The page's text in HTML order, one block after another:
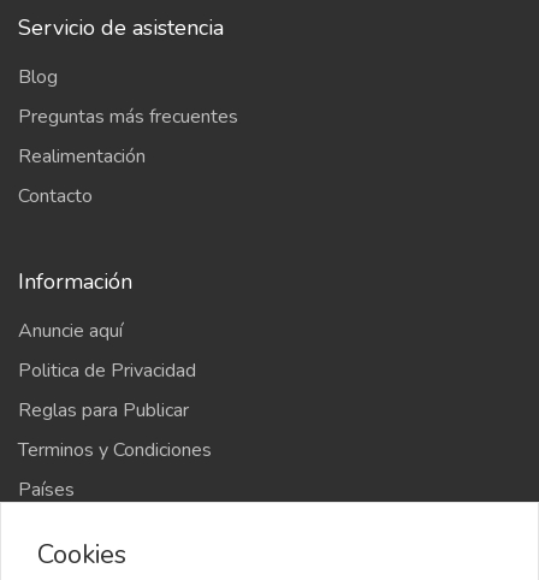
Servicio de asistencia
Blog
Preguntas más frecuentes
Realimentación
Contacto
Información
Anuncie aquí
Politica de Privacidad
Reglas para Publicar
Terminos y Condiciones
Países
Cookies